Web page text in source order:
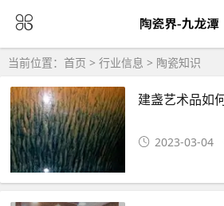
当前位置： 首页 > 行业信息 > 陶瓷知识
建盏艺术品如
2023-03-04